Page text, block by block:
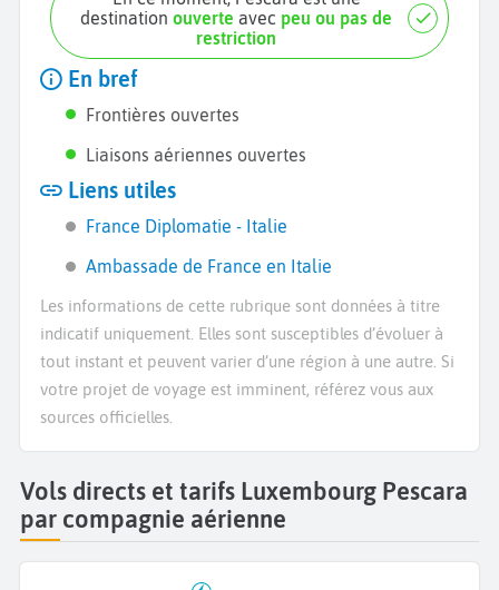
destinationouverte avec peu ou pas de
restriction
En bref
Frontières ouvertes
Liaisons aériennes ouvertes
Liens utiles
France Diplomatie - Italie
Ambassade de France en Italie
Les informations de cette rubrique sont données à titre
indicatif uniquement. Elles sont susceptibles d’évoluer à
tout instant et peuvent varier d’une région à une autre. Si
votre projet de voyage est imminent, référez vous aux
sources officielles.
Vols directs et tarifs Luxembourg Pescara
par compagnie aérienne